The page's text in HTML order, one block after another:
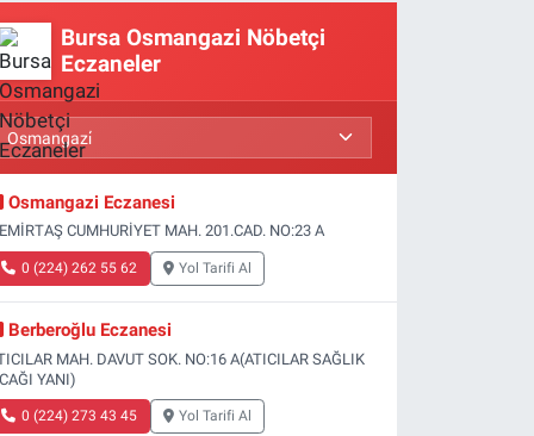
Bursa Osmangazi Nöbetçi
Eczaneler
Osmangazi Eczanesi
CUMHURİYET MAH. 201.CAD. NO:23 A
0 (224) 262 55 62 Yol Tarifi Al
Berberoğlu Eczanesi
MAH. DAVUT SOK. NO:16 A(ATICILAR SAĞLIK
YANI)
0 (224) 273 43 45 Yol Tarifi Al